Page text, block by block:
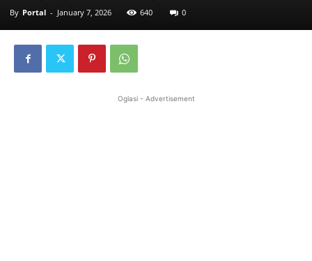
By Portal - January 7, 2026 640 0
Oglasi - Advertisement